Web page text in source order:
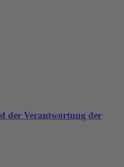
der Verantwortung der